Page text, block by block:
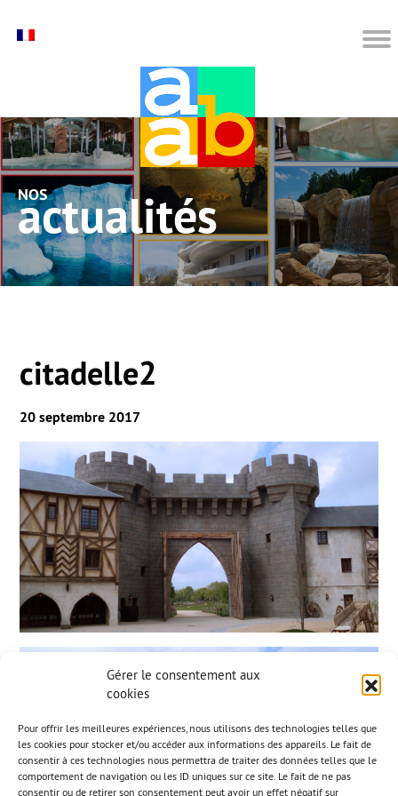
Gérer le consentement aux
cookies
Pour offrir les meilleures expériences, nous utilisons des technologies telles que
les cookies pour stocker et/ou accéder aux informations des appareils. Le fait de
consentir à ces technologies nous permettra de traiter des données telles que le
comportement de navigation ou les ID uniques sur ce site. Le fait de ne pas
consentir ou de retirer son consentement peut avoir un effet négatif sur
nos actualités
citadelle2
20 septembre 2017